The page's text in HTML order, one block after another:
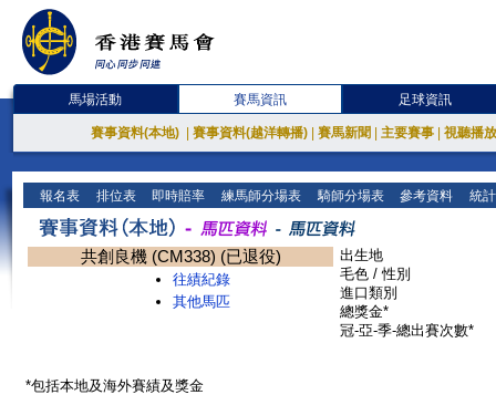
馬場活動 賽馬資訊 足球資訊
賽事資料(本地) 賽事資料(越洋轉播) 賽馬新聞 主要賽事 視聽播
報名表 排位表 即時賠率 練馬師分場表 騎師分場表 參考資料 統
共創良機 (CM338) (已退役)
往績紀錄
其他馬匹
出生地
毛色 / 性別
進口類別
總獎金*
冠-亞-季-總出賽次數*
*包括本地及海外賽績及獎金